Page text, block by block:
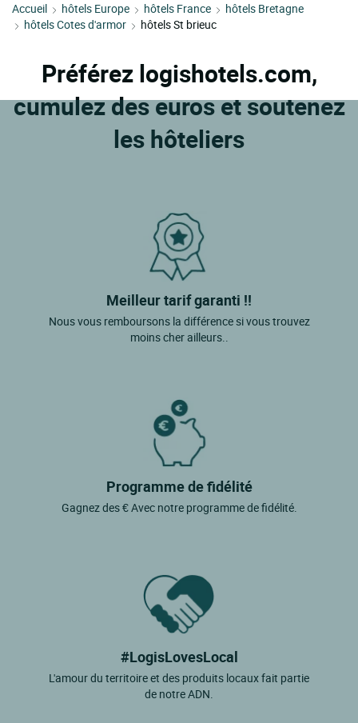
Accueil hôtels Europe hôtels France
hôtels Bretagne
hôtels Cotes d'armor
hôtels St brieuc
Préférez logishotels.com,
cumulez des euros et soutenez
les hôteliers
Meilleur tarif garanti !!
Nous vous remboursons la différence si vous trouvez
moins cher ailleurs..
Programme de fidélité
Gagnez des € Avec notre programme de fidélité.
#LogisLovesLocal
L'amour du territoire et des produits locaux fait partie
de notre ADN.